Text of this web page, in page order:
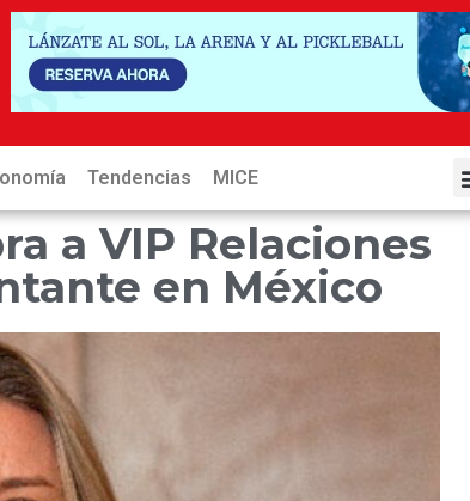
Tendencias MICE
a VIP Relaciones
en México